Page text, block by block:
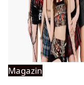
Magazin